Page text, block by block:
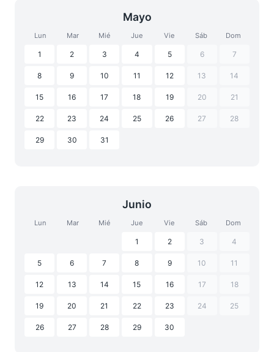
Mayo
Lun Mar Mié Jue Vie Sáb Dom
1 2 3 4 5 6 7
8 9 10 11 12 13 14
15 16 17 18 19 20 21
22 23 24 25 26 27 28
29 30 31
Junio
Lun Mar Mié Jue Vie Sáb Dom
1 2 3 4
5 6 7 8 9 10 11
12 13 14 15 16 17 18
19 20 21 22 23 24 25
26 27 28 29 30